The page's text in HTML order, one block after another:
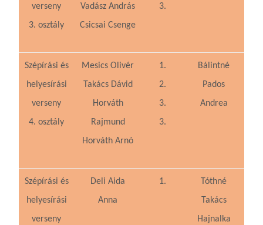
verseny
3. osztály
Vadász András
Csicsai Csenge
3.
Szépírási és
helyesírási
verseny
4. osztály
Mesics Olivér
Takács Dávid
Horváth
Rajmund
Horváth Arnó
1.
2.
3.
3.
Bálintné
Pados
Andrea
Szépírási és
helyesírási
verseny
Deli Aida
Anna
1.
Tóthné
Takács
Hajnalka